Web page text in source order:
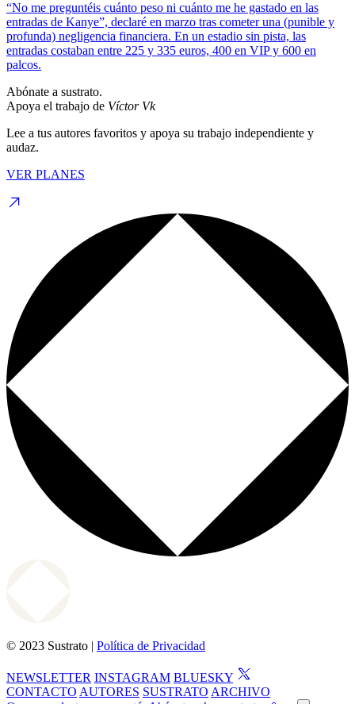
“No me preguntéis cuánto peso ni cuánto me he gastado en las
entradas de Kanye”, declaré en marzo tras cometer una (punible y
profunda) negligencia financiera. En un estadio sin pista, las
entradas costaban entre 225 y 335 euros, 400 en VIP y 600 en
palcos.
Abónate a sustrato.
Apoya el trabajo de Víctor Vk
Lee a tus autores favoritos y apoya su trabajo independiente y
audaz.
VER PLANES
© 2023 Sustrato | Política de Privacidad
NEWSLETTER INSTAGRAM BLUESKY
CONTACTO AUTORES SUSTRATO ARCHIVO